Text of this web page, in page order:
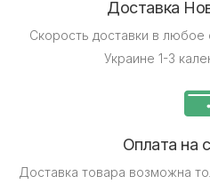
Доставка
Скорость доставки в
Украине 1-3
Оплата на
Доставка товара возможна